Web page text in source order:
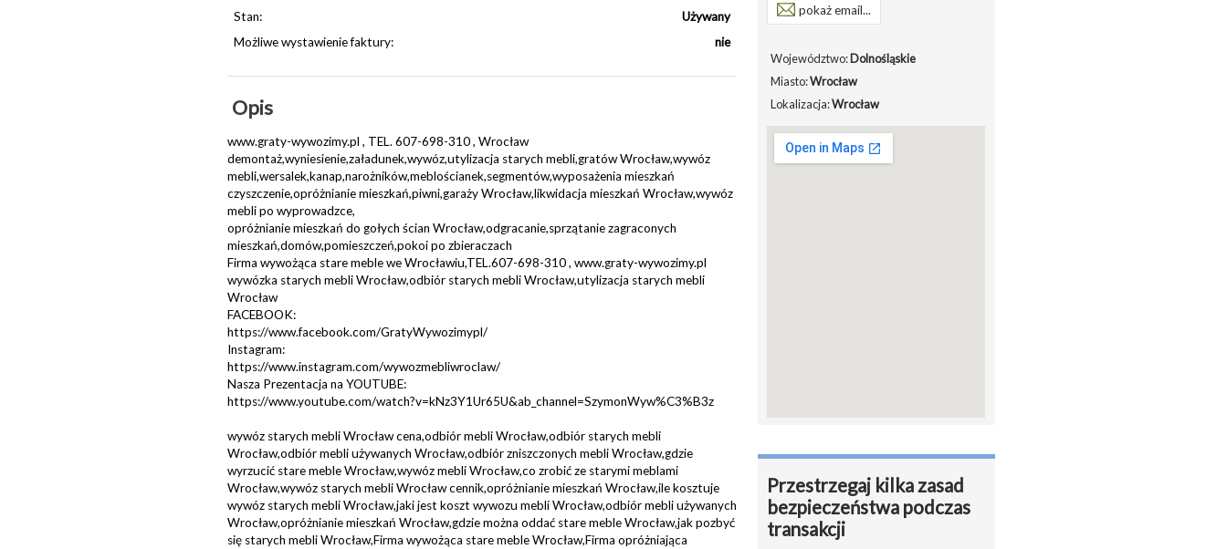
Stan:
Używany
Możliwe wystawienie faktury:
nie
Opis
www.graty-wywozimy.pl , TEL. 607-698-310 , Wrocław
demontaż,wyniesienie,załadunek,wywóz,utylizacja starych mebli,gratów Wrocław,wywóz
mebli,wersalek,kanap,narożników,meblościanek,segmentów,wyposażenia mieszkań
czyszczenie,opróżnianie mieszkań,piwni,garaży Wrocław,likwidacja mieszkań Wrocław,wywóz
mebli po wyprowadzce,
opróżnianie mieszkań do gołych ścian Wrocław,odgracanie,sprzątanie zagraconych
mieszkań,domów,pomieszczeń,pokoi po zbieraczach
Firma wywożąca stare meble we Wrocławiu,TEL.607-698-310 , www.graty-wywozimy.pl
wywózka starych mebli Wrocław,odbiór starych mebli Wrocław,utylizacja starych mebli
Wrocław
FACEBOOK:
https://www.facebook.com/GratyWywozimypl/
Instagram:
https://www.instagram.com/wywozmebliwroclaw/
Nasza Prezentacja na YOUTUBE:
https://www.youtube.com/watch?v=kNz3Y1Ur65U&ab_channel=SzymonWyw%C3%B3z
wywóz starych mebli Wrocław cena,odbiór mebli Wrocław,odbiór starych mebli
Wrocław,odbiór mebli używanych Wrocław,odbiór zniszczonych mebli Wrocław,gdzie
wyrzucić stare meble Wrocław,wywóz mebli Wrocław,co zrobić ze starymi meblami
Wrocław,wywóz starych mebli Wrocław cennik,opróżnianie mieszkań Wrocław,ile kosztuje
wywóz starych mebli Wrocław,jaki jest koszt wywozu mebli Wrocław,odbiór mebli używanych
Wrocław,opróżnianie mieszkań Wrocław,gdzie można oddać stare meble Wrocław,jak pozbyć
się starych mebli Wrocław,Firma wywożąca stare meble Wrocław,Firma opróżniająca
pokaż email...
Województwo:Dolnośląskie
Miasto:Wrocław
Lokalizacja:Wrocław
Przestrzegaj kilka zasad
bezpieczeństwa podczas
transakcji